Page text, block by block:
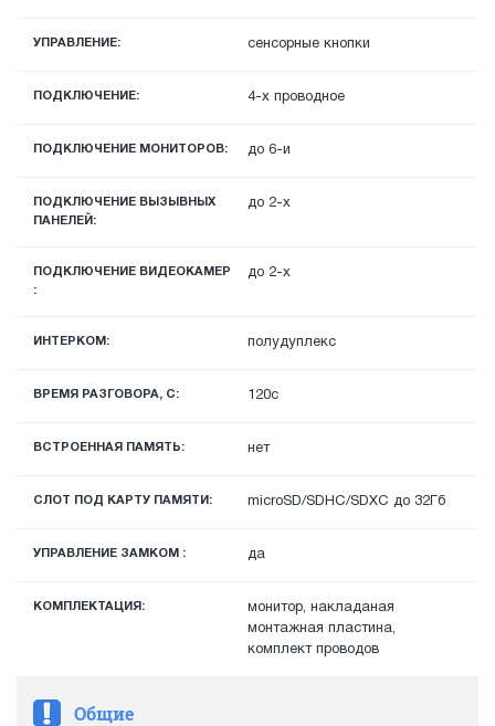
УПРАВЛЕНИЕ: сенсорные кнопки
ПОДКЛЮЧЕНИЕ: 4-х проводное
ПОДКЛЮЧЕНИЕ МОНИТОРОВ: до 6-и
ПОДКЛЮЧЕНИЕ ВЫЗЫВНЫХ
ПАНЕЛЕЙ:
до 2-х
ПОДКЛЮЧЕНИЕ ВИДЕОКАМЕР
:
до 2-х
ИНТЕРКОМ: полудуплекс
ВРЕМЯ РАЗГОВОРА, С: 120с
ВСТРОЕННАЯ ПАМЯТЬ: нет
СЛОТ ПОД КАРТУ ПАМЯТИ: microSD/SDHC/SDXC до 32Гб
УПРАВЛЕНИЕ ЗАМКОМ : да
КОМПЛЕКТАЦИЯ:
монитор, накладаная
монтажная пластина,
комплект проводов
Общие